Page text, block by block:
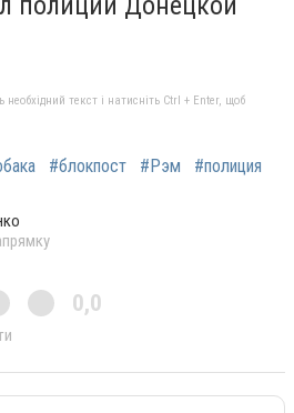
текст і натисніть Ctrl + Enter, щоб
#блокпост #Рэм #полиция
0,0